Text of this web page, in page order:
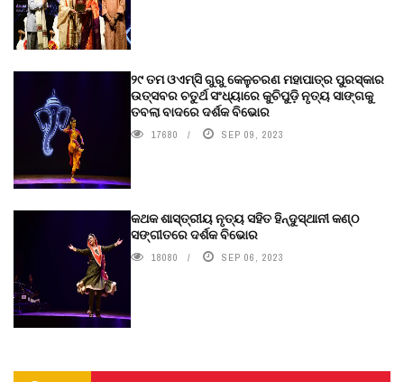
୨୯ ତମ ଓଏମ୍‌ସି ଗୁରୁ କେଳୁଚରଣ ମହାପାତ୍ର ପୁରସ୍କାର
ଉତ୍ସବର ଚତୁର୍ଥ ସଂଧ୍ୟାରେ କୁଚିପୁଡ଼ି ନୃତ୍ୟ ସାଙ୍ଗକୁ
ତବଲା ବାଦରେ ଦର୍ଶକ ବିଭୋର
17680 SEP 09, 2023
କଥକ ଶାସ୍ତ୍ରୀୟ ନୃତ୍ୟ ସହିତ ହିନ୍ଦୁସ୍ଥାନୀ କଣ୍ଠ
ସଙ୍ଗୀତରେ ଦର୍ଶକ ବିଭୋର
18080 SEP 06, 2023